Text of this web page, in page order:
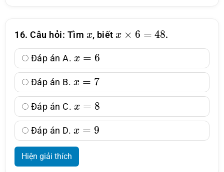
16. Câu hỏi: Tìm , biết
=
.
Đáp án A.
x=6
Đáp án B.
x=7
Đáp án C.
x=8
Đáp án D.
x=9
Hiện giải thích